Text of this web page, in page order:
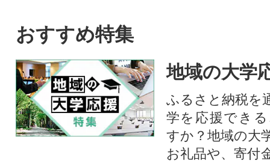
おすすめ特集
地域の大学
ふるさと納税を
学を応援でき
すか？地域の大
お礼品や、寄付